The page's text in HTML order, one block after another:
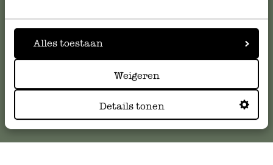
Alles toestaan
Weigeren
Details tonen
serviceclientele@dille-kamille.com